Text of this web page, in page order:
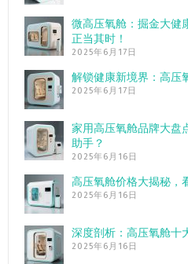
微高压氧舱：掘金大健
正当其时！
2025年6月17日
解锁健康新境界：高压
2025年6月17日
家用高压氧舱品牌大盘
助手？
2025年6月16日
高压氧舱价格大揭秘，
2025年6月16日
深度剖析：高压氧舱十
2025年6月16日